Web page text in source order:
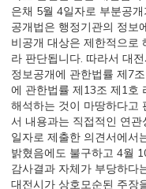
은채 5월 4일자로 부분공
공개법은 행정기관의 정보
비공개 대상은 제한적으로
라 판단됩니다. 따라서 대
정보공개에 관한법률 제7
에 관한법률 제13조 제1호
해석하는 것이 마땅하다
서 내용과는 직접적인 연
일자로 제출한 의견서에서
밝혔음에도 불구하고 4월
감사결과 자체가 부당하다
대전시가 상호모순된 주장